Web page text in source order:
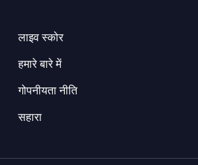
लाइव स्कोर
हमारे बारे में
गोपनीयता नीति
सहारा